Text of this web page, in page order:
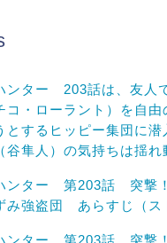
ンター 203話は、友人
コ・ローラント）を自由
とするヒッピー集団に潜
谷隼人）の気持ちは揺れ
ンター 第203話 突撃
み強盗団 あらすじ（ス
ンター 第203話 突撃